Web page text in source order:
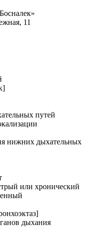
11
путей
нижних дыхательных
или хронический
дыхания